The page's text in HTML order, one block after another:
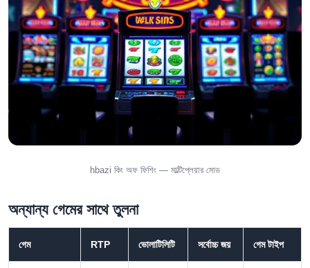
hbazi কিং অফ ফিশিং — মাল্টিপ্লেয়ার মোড
অন্যান্য গেমের সাথে তুলনা
গেম RTP ভোলাটিলিটি সর্বোচ্চ জয় গেম টাইপ